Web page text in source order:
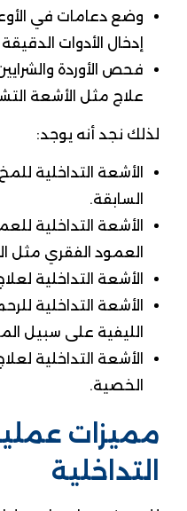
وضع دعامات في
إدخال الأدوات الدقيقة
فحص الأوردة
علاج مثل الأشعة
لذلك نجد أنه يوجد:
الأشعة التداخلية
السابقة.
الأشعة التداخلية
العمود الفقري مثل
الأشعة التداخلية
الأشعة التداخلية
الليفية على سبيل
الأشعة التداخلية
الخصية.
مميزات
التداخلية